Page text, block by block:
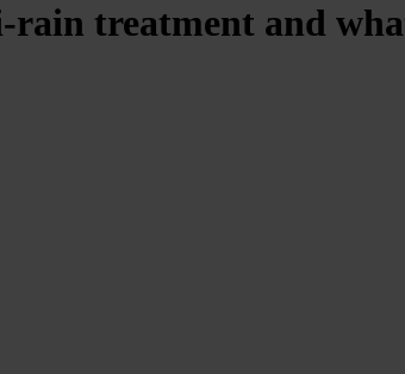
rain treatment and